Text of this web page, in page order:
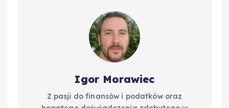
Igor Morawiec
Z pasji do finansów i podatków oraz